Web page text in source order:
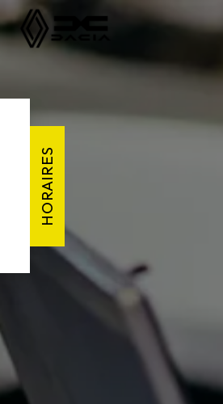
HORAIRES
Panneau de gestion des cookies